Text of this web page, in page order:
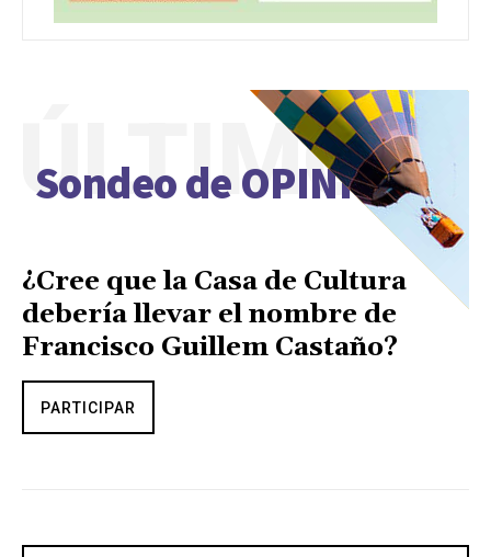
Sondeo de OPINIÓN
ÚLTIMO
¿Cree que la Casa de Cultura
debería llevar el nombre de
Francisco Guillem Castaño?
PARTICIPAR